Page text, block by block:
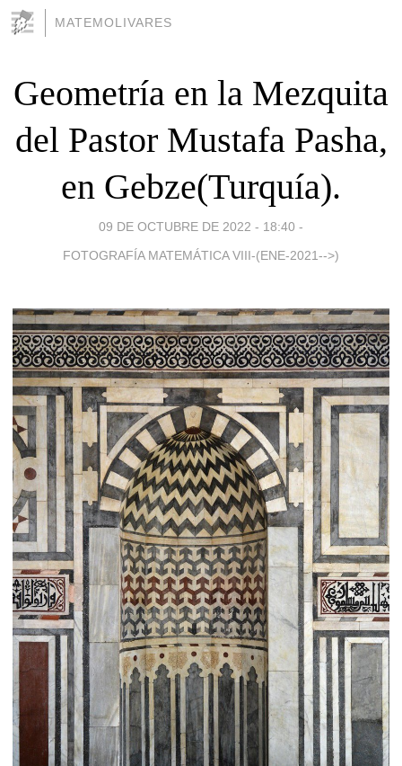
MATEMOLIVARES
Geometría en la Mezquita
del Pastor Mustafa Pasha,
en Gebze(Turquía).
09 DE OCTUBRE DE 2022 - 18:40 -
FOTOGRAFÍA MATEMÁTICA VIII-(ENE-2021-->)